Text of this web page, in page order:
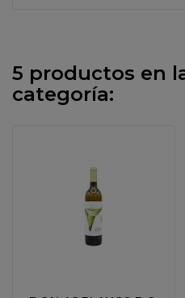
5 productos en
categoría: